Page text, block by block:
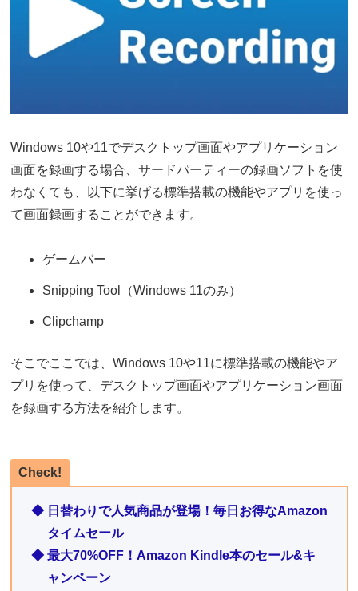
Windows 10や11でデスクトップ画面やアプリケーション
画面を録画する場合、サードパーティーの録画ソフトを使
わなくても、以下に挙げる標準搭載の機能やアプリを使っ
て画面録画することができます。
ゲームバー
Snipping Tool（Windows 11のみ）
Clipchamp
そこでここでは、Windows 10や11に標準搭載の機能やア
プリを使って、デスクトップ画面やアプリケーション画面
を録画する方法を紹介します。
Check!
◆ 日替わりで人気商品が登場！毎日お得なAmazon
タイムセール
◆ 最大70%OFF！Amazon Kindle本のセール&キ
ャンペーン